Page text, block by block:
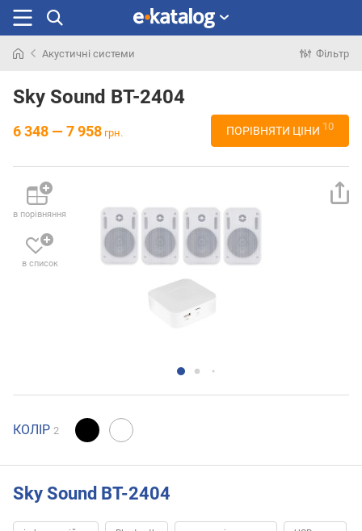
раніше
Акустичні системи Фільтр
Sky Sound BT-2404
6 348 — 7 958 грн. ПОРІВНЯТИ ЦІНИ 10
в порівняння
в список
КОЛІР 2
Sky Sound BT-2404